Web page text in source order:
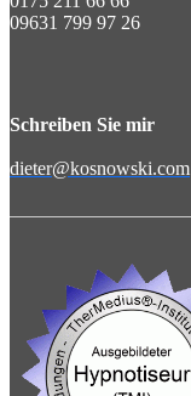
09631 799 97 26
Schreiben Sie mir
dieter@kosnowski.com